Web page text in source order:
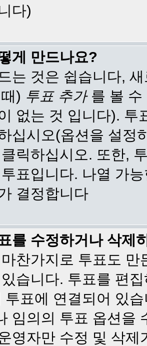
다)
게 만드나요?
는 것은 쉽습니다,
) 투표 추가를 볼 수
없는 것 입니다).
십시오(옵션을 설정
릭하십시오. 또한,
표입니다. 나열 가
결정합니다
를 수정하거나 삭제
찬가지로 투표도
습니다. 투표를 편
투표에 연결되어 있
임의의 투표 옵션을
영자만 수정 및 삭